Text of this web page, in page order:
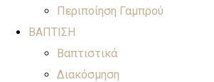
Περιποίηση Γαμπρού
ΒΑΠΤΙΣΗ
Βαπτιστικά
Διακόσμηση